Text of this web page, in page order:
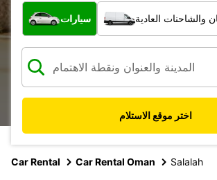
ما نوع المركبة؟
سيارات والشاحنات العادية
اختر موقع الاستلام
Car Rental Car Rental Oman Salalah